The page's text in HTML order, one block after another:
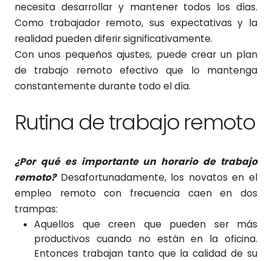
necesita desarrollar y mantener todos los días.
Como trabajador remoto, sus expectativas y la
realidad pueden diferir significativamente.
Con unos pequeños ajustes, puede crear un plan
de trabajo remoto efectivo que lo mantenga
constantemente durante todo el día.
Rutina de trabajo remoto
¿Por qué es importante un horario de trabajo
remoto?Desafortunadamente, los novatos en el
empleo remoto con frecuencia caen en dos
trampas:
Aquellos que creen que pueden ser más
productivos cuando no están en la oficina.
Entonces trabajan tanto que la calidad de su